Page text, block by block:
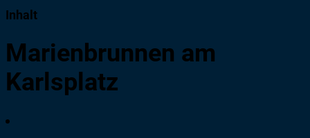
Inhalt
Marienbrunnen am
Karlsplatz